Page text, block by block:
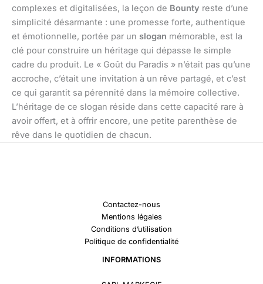
complexes et digitalisées, la leçon de Bounty reste d’une
simplicité désarmante : une promesse forte, authentique
et émotionnelle, portée par un slogan mémorable, est la
clé pour construire un héritage qui dépasse le simple
cadre du produit. Le « Goût du Paradis » n’était pas qu’une
accroche, c’était une invitation à un rêve partagé, et c’est
ce qui garantit sa pérennité dans la mémoire collective.
L’héritage de ce slogan réside dans cette capacité rare à
avoir offert, et à offrir encore, une petite parenthèse de
rêve dans le quotidien de chacun.
Contactez-nous
Mentions légales
Conditions d’utilisation
Politique de confidentialité
INFORMATIONS